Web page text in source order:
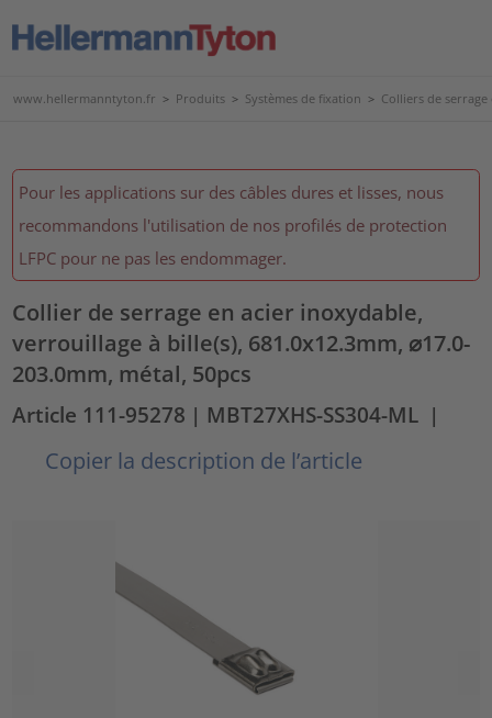
www.hellermanntyton.fr > Produits > Systèmes de fixation > Colliers de
Pour les applications sur des câbles dures et lisses, nous
recommandons l'utilisation de nos profilés de protection
LFPC pour ne pas les endommager.
Collier de serrage en acier inoxydable,
verrouillage à bille(s), 681.0x12.3mm, ⌀17.0-
203.0mm, métal, 50pcs
Article 111-95278 | MBT27XHS-SS304-ML |
Copier la description de l’article